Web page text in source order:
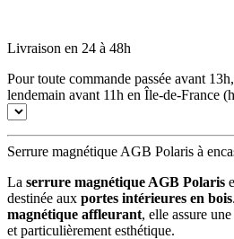
Livraison en 24 à 48h
Pour toute commande passée avant
lendemain avant 11h en Île-de-France
Serrure magnétique AGB Polaris à
La serrure magnétique AGB Polaris
destinée aux portes intérieures en bois
magnétique affleurant, elle assure
et particulièrement esthétique.